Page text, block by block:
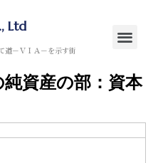
Ltd
道－ＶＩＡ－を示す街
資産の部：資本